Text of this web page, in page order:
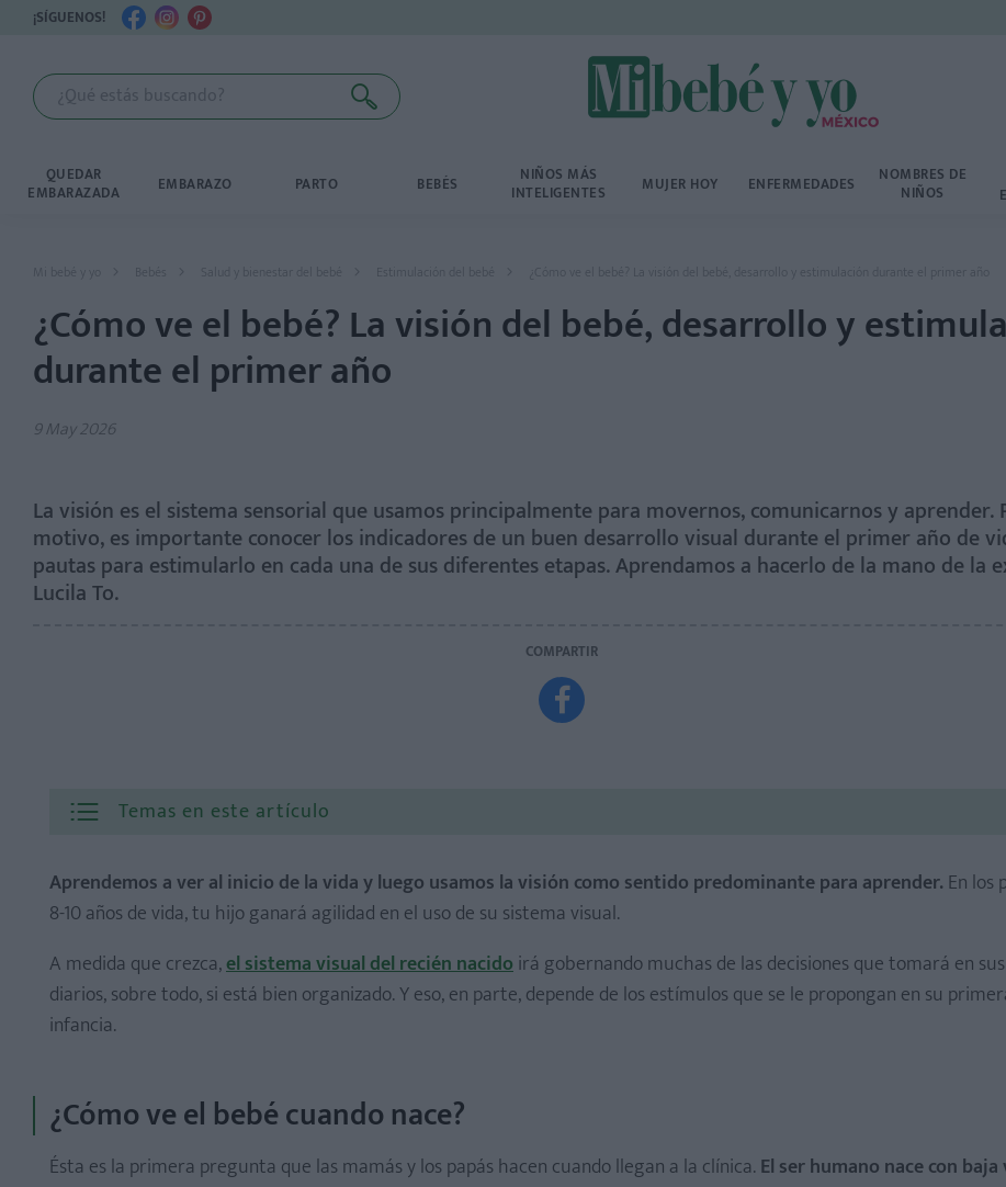
¡SÍGUENOS!
QUEDAR
EMBARAZADA EMBARAZO PARTO BEBÉS NIÑOS MÁS
INTELIGENTES MUJER HOY ENFERMEDADES NOMBRES DE
NIÑOS
Mi bebé y yo Bebés Salud y bienestar del bebé Estimulación del bebé ¿Cómo ve el bebé? La visión del bebé, desarrollo y estimulación durante el primer año
¿Cómo ve el bebé? La visión del bebé, desarrollo y
durante el primer año
9 May 2026
La visión es el sistema sensorial que usamos principalmente para movernos, comunicarnos y aprender.
motivo, es importante conocer los indicadores de un buen desarrollo visual durante el primer año de
pautas para estimularlo en cada una de sus diferentes etapas. Aprendamos a hacerlo de la mano de la
Lucila To.
COMPARTIR

Temas en este artículo
Primera etapa: desde el nacimiento hasta las ocho semanas
Cuarta etapa: a partir de los nueve meses
Aprendemos a ver al inicio de la vida y luego usamos la visión como sentido predominante para aprender. En los
8-10 años de vida, tu hijo ganará agilidad en el uso de su sistema visual.
A medida que crezca,el sistema visual del recién nacidoirá gobernando muchas de las decisiones que tomará en
diarios, sobre todo, si está bien organizado. Y eso, en parte, depende de los estímulos que se le propongan en su
infancia.
¿Cómo ve el bebé cuando nace?
Ésta es la primera pregunta que las mamás y los papás hacen cuando llegan a la clínica. El ser humano nace con